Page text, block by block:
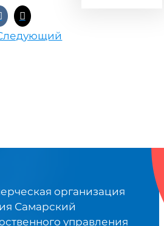
организация
Самарский
управления